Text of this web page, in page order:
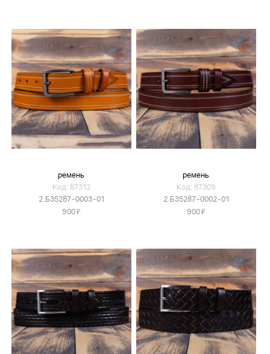
ремень
Код: 87312
2.Б35287-0003-01
900Я
ремень
Код: 87309
2.Б35287-0002-01
900Я